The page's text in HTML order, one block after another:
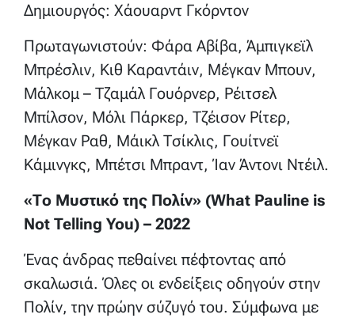
Δημιουργός: Χάουαρντ Γκόρντον
Πρωταγωνιστούν: Φάρα Αβίβα, Άμπιγκεϊλ
Μπρέσλιν, Κιθ Καραντάιν, Μέγκαν Μπουν,
Μάλκομ – Τζαμάλ Γουόρνερ, Ρέιτσελ
Μπίλσον, Μόλι Πάρκερ, Τζέισον Ρίτερ,
Μέγκαν Ραθ, Μάικλ Τσίκλις, Γουίτνεϊ
Κάμινγκς, Μπέτσι Μπραντ, Ίαν Άντονι Ντέιλ.
«Το Μυστικό της Πολίν» (What Pauline is
Not Telling You) – 2022
Ένας άνδρας πεθαίνει πέφτοντας από
σκαλωσιά. Όλες οι ενδείξεις οδηγούν στην
Πoλίν, την πρώην σύζυγό του. Σύμφωνα με